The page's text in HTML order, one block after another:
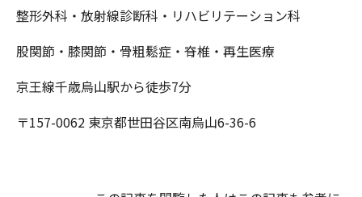
整形外科・放射線診断科・リハビリテーション科
股関節・膝関節・骨粗鬆症・脊椎・再生医療
京王線千歳烏山駅から徒歩7分
〒157-0062 東京都世田谷区南烏山6-36-6